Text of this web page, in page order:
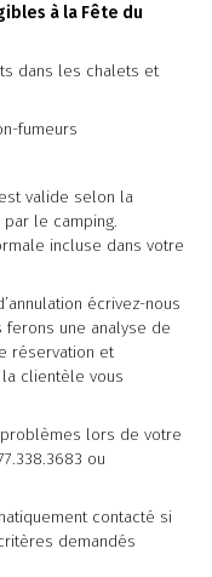
Appalaches
CHAUDIÈRE
à la Fête du
dans les chalets et
fumeurs
valide selon la
le camping.
incluse dans votre
écrivez-nous
ferons une analyse de
réservation et
clientèle vous
lors de votre
ou
contacté si
demandés